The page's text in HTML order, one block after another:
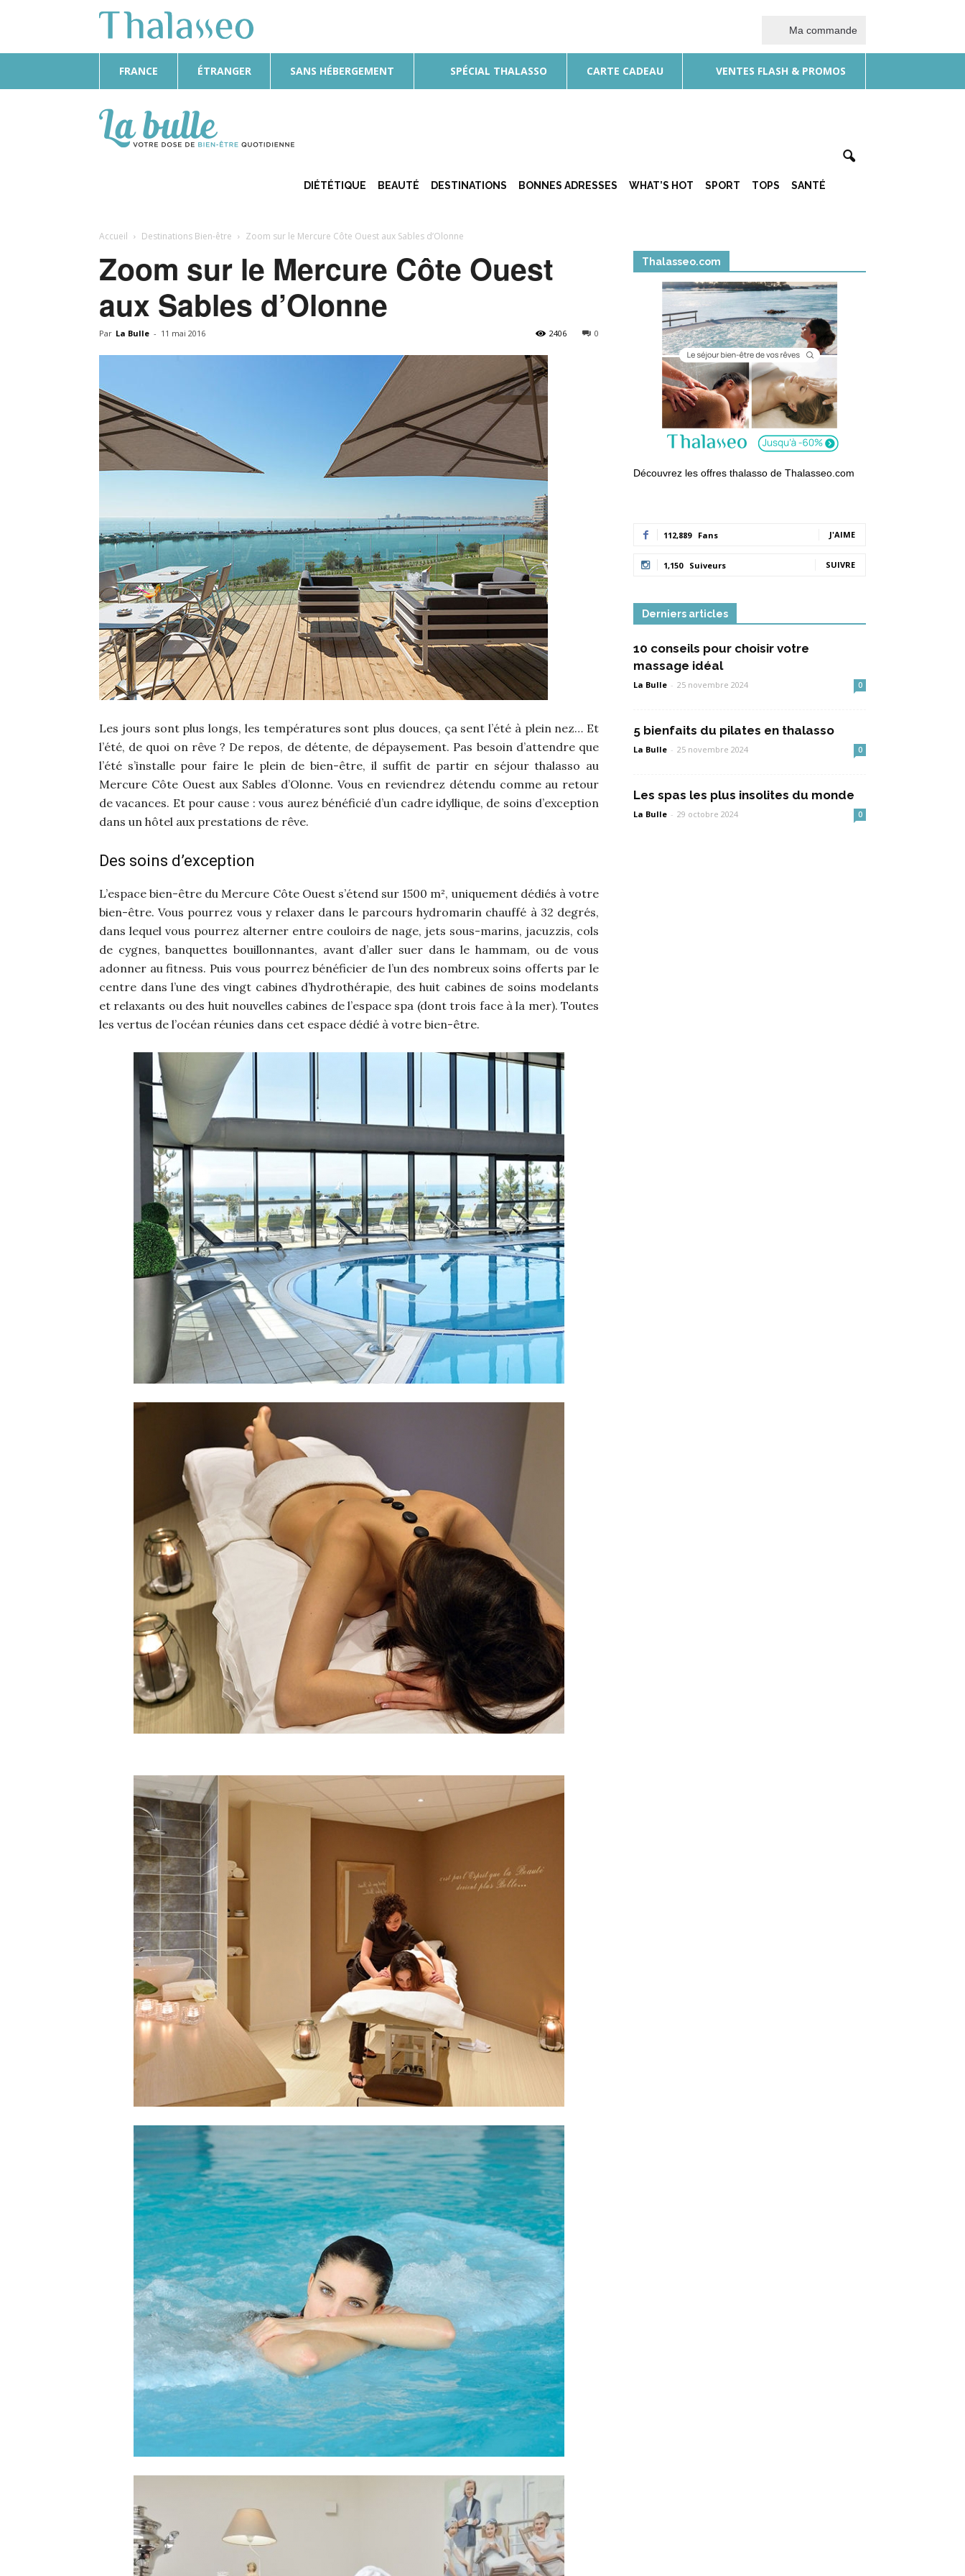
Ma commande
FRANCE ÉTRANGER SANS HÉBERGEMENT SPÉCIAL THALASSO CARTE CADEAU VENTES FLASH & PROMOS
Bulle
DIÉTÉTIQUE BEAUTÉ DESTINATIONS BONNES ADRESSES WHAT’S HOT SPORT TOPS SANTÉ
Accueil Destinations Bien-être Zoom sur le Mercure Côte Ouest aux Sables d’Olonne
Zoom sur le Mercure Côte Ouest
aux Sables d’Olonne
Par La Bulle - 11 mai 2016 0
2406
Les jours sont plus longs, les températures sont plus douces, ça sent l’été à plein nez… Et
l’été, de quoi on rêve ? De repos, de détente, de dépaysement. Pas besoin d’attendre que
l’été s’installe pour faire le plein de bien-être, il suffit de partir en séjour thalasso au
Mercure Côte Ouest aux Sables d’Olonne. Vous en reviendrez détendu comme au retour
de vacances. Et pour cause : vous aurez bénéficié d’un cadre idyllique, de soins d’exception
dans un hôtel aux prestations de rêve.
Des soins d’exception
L’espace bien-être du Mercure Côte Ouest s’étend sur 1500 m², uniquement dédiés à votre
bien-être. Vous pourrez vous y relaxer dans le parcours hydromarin chauffé à 32 degrés,
dans lequel vous pourrez alterner entre couloirs de nage, jets sous-marins, jacuzzis, cols
de cygnes, banquettes bouillonnantes, avant d’aller suer dans le hammam, ou de vous
adonner au fitness. Puis vous pourrez bénéficier de l’un des nombreux soins offerts par le
centre dans l’une des vingt cabines d’hydrothérapie, des huit cabines de soins modelants
et relaxants ou des huit nouvelles cabines de l’espace spa (dont trois face à la mer). Toutes
les vertus de l’océan réunies dans cet espace dédié à votre bien-être.
Thalasseo.com
Découvrez les offres thalasso de Thalasseo.com
112,889 Fans J'AIME
1,150 Suiveurs SUIVRE
Derniers articles
10 conseils pour choisir votre
massage idéal
La Bulle - 25 novembre 2024 0
5 bienfaits du pilates en thalasso
La Bulle - 25 novembre 2024 0
Les spas les plus insolites du monde
La Bulle - 29 octobre 2024 0